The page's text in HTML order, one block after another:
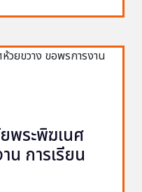
พระพิฆเนศ
น การเรียน